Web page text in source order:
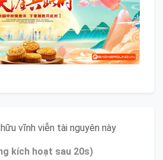
vĩnh viễn tài nguyên này
kích hoạt sau 20s)